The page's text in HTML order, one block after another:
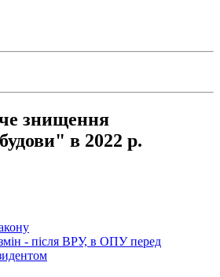
знищення
в 2022 р.
- після ВРУ, в ОПУ перед